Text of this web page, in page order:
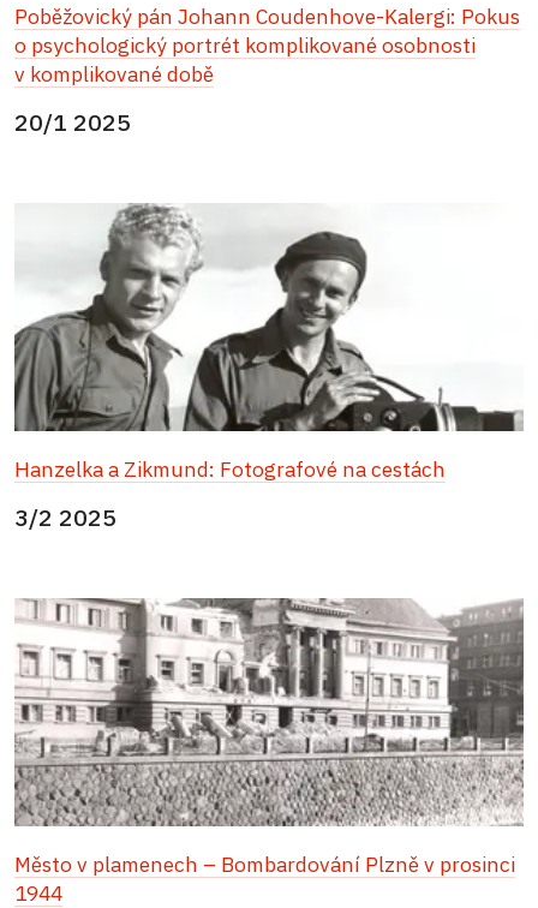
Poběžovický pán Johann Coudenhove-Kalergi: Pokus
o psychologický portrét komplikované osobnosti
v komplikované době
20/1 2025
Hanzelka a Zikmund: Fotografové na cestách
3/2 2025
Město v plamenech – Bombardování Plzně v prosinci
1944